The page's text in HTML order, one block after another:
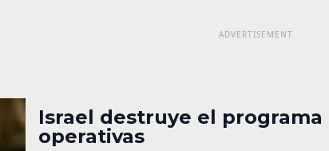
Israel destruye el
operativas